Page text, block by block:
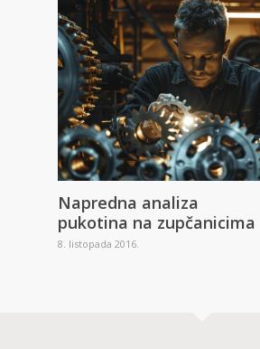
Napredna analiza
pukotina na zupčanicima
8. listopada 2016.